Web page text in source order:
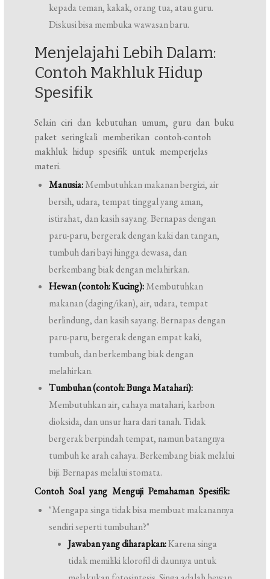
kepada teman, kakak, orang tua, atau guru.
Diskusi bisa membuka wawasan baru.
Menjelajahi Lebih Dalam:
Contoh Makhluk Hidup
Spesifik
Selain ciri dan kebutuhan umum, guru dan buku
paket seringkali memberikan contoh-contoh
makhluk hidup spesifik untuk memperjelas
materi.
Manusia:Membutuhkan makanan bergizi, air
bersih, udara, tempat tinggal yang aman,
istirahat, dan kasih sayang. Bernapas dengan
paru-paru, bergerak dengan kaki dan tangan,
tumbuh dari bayi hingga dewasa, dan
berkembang biak dengan melahirkan.
Hewan (contoh: Kucing):Membutuhkan
makanan (daging/ikan), air, udara, tempat
berlindung, dan kasih sayang. Bernapas dengan
paru-paru, bergerak dengan empat kaki,
tumbuh, dan berkembang biak dengan
melahirkan.
Tumbuhan (contoh: Bunga Matahari):
Membutuhkan air, cahaya matahari, karbon
dioksida, dan unsur hara dari tanah. Tidak
bergerak berpindah tempat, namun batangnya
tumbuh ke arah cahaya. Berkembang biak melalui
biji. Bernapas melalui stomata.
Contoh Soal yang Menguji Pemahaman Spesifik:
"Mengapa singa tidak bisa membuat makanannya
sendiri seperti tumbuhan?"
Jawaban yang diharapkan:Karena singa
tidak memiliki klorofil di daunnya untuk